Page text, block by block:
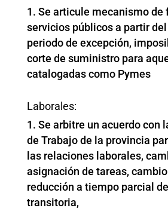
Se articule mecanismo de
servicios públicos a partir del
periodo de excepción,
corte de suministro para
catalogadas como Pymes
Laborales:
Se arbitre un acuerdo con
de Trabajo de la provincia
las relaciones laborales,
asignación de tareas,
reducción a tiempo parcial
transitoria,